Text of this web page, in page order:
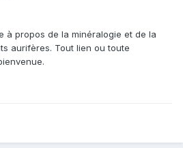
à propos de la minéralogie et de la
aurifères. Tout lien ou toute